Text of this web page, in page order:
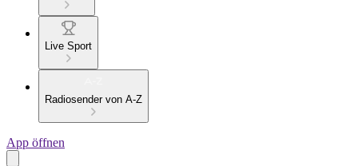
Live Sport
Radiosender von A-Z
App öffnen